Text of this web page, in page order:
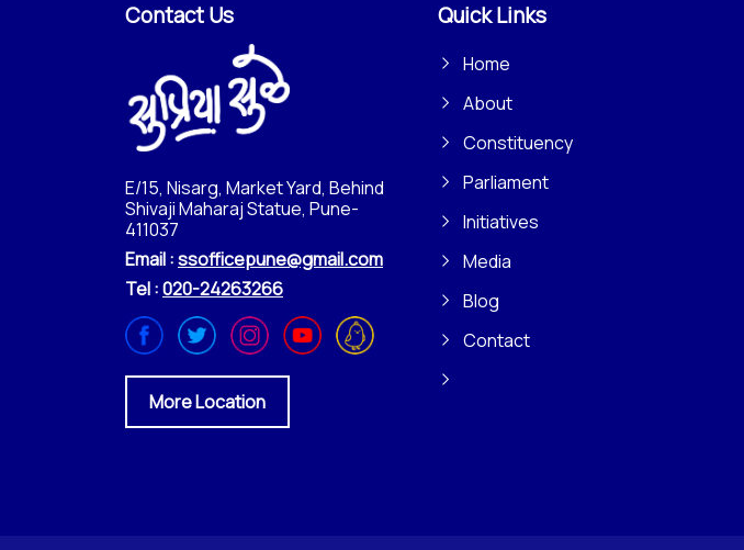
Contact Us
E/15, Nisarg, Market Yard, Behind
Shivaji Maharaj Statue, Pune-
411037
Email :ssofficepune@gmail.com
Tel :020-24263266
More Location
Quick Links
Home
About
Constituency
Parliament
Initiatives
Media
Blog
Contact